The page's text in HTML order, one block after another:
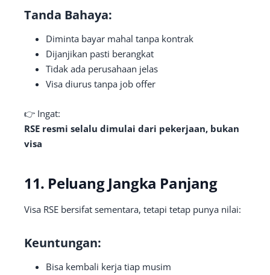
Tanda Bahaya:
Diminta bayar mahal tanpa kontrak
Dijanjikan pasti berangkat
Tidak ada perusahaan jelas
Visa diurus tanpa job offer
👉 Ingat:
RSE resmi selalu dimulai dari pekerjaan, bukan
visa
11. Peluang Jangka Panjang
Visa RSE bersifat sementara, tetapi tetap punya nilai:
Keuntungan:
Bisa kembali kerja tiap musim